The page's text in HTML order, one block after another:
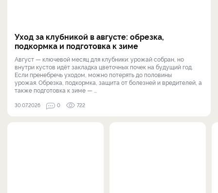
Уход за клубникой в августе: обрезка,
подкормка и подготовка к зиме
Август — ключевой месяц для клубники: урожай собран, но
внутри кустов идёт закладка цветочных почек на будущий год.
Если пренебречь уходом, можно потерять до половины
урожая. Обрезка, подкормка, защита от болезней и вредителей, а
также подготовка к зиме — ...
30.07.2026 0 722